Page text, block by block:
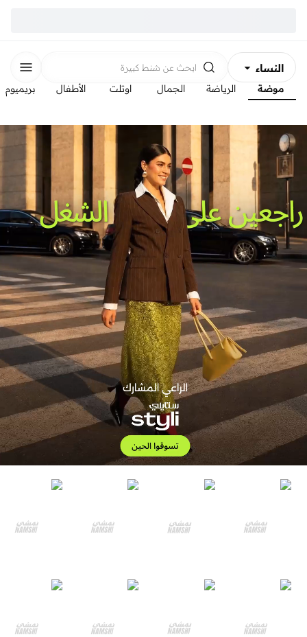
النساء
الرجال
الأطفال
ابحث عن شنط كبيرة
موضة الرياضة الجمال اوتلت الأطفال بريميوم